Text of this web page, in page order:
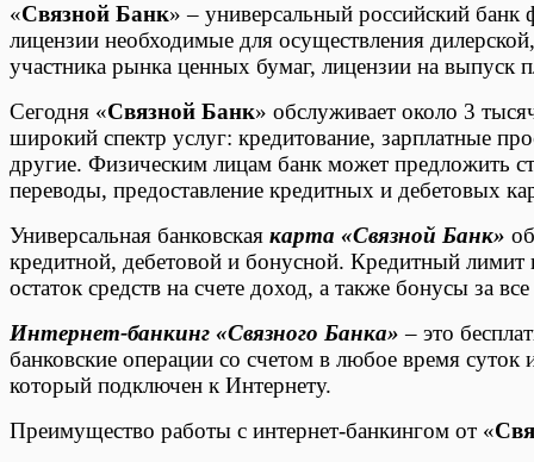
«Связной Банк» – универсальный российский
лицензии необходимые для осуществления
участника рынка ценных бумаг, лицензии на выпуск
Сегодня «Связной Банк» обслуживает около 3
широкий спектр услуг: кредитование, зарплатные
другие. Физическим лицам банк может предложить
переводы, предоставление кредитных и дебетовых
Универсальная банковская карта «Связной Банк»
кредитной, дебетовой и бонусной. Кредитный лимит
остаток средств на счете доход, а также бонусы за
Интернет-банкинг «Связного Банка» – это
банковские операции со счетом в любое время
который подключен к Интернету.
Преимущество работы с интернет-банкингом от «